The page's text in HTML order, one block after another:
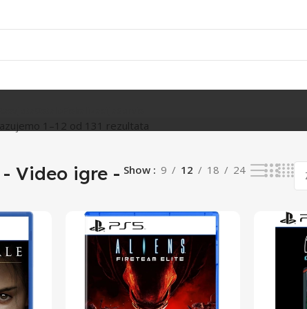
1–12 od 131 rezultata
Video igre - Show 9 12 18 24